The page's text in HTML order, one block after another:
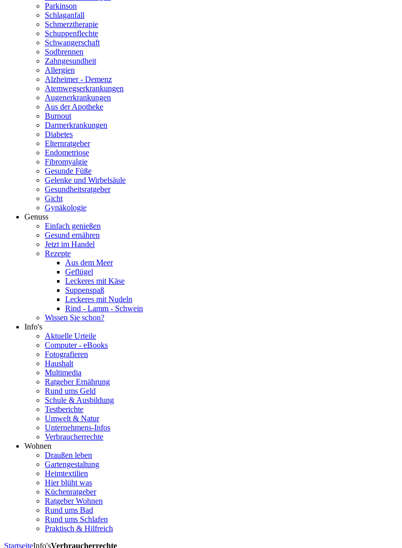
Parkinson
Schlaganfall
Schmerztherapie
Schuppenflechte
Schwangerschaft
Sodbrennen
Zahngesundheit
Allergien
Alzheimer - Demenz
Atemwegserkrankungen
Augenerkrankungen
Aus der Apotheke
Burnout
Darmerkrankungen
Diabetes
Elternratgeber
Endometriose
Fibromyalgie
Gesunde Füße
Gelenke und Wirbelsäule
Gesundheitsratgeber
Gicht
Gynäkologie
Genuss
Einfach genießen
Gesund ernähren
Jetzt im Handel
Rezepte
Aus dem Meer
Geflügel
Leckeres mit Käse
Suppenspaß
Leckeres mit Nudeln
Rind - Lamm - Schwein
Wissen Sie schon?
Info's
Aktuelle Urteile
Computer - eBooks
Fotografieren
Haushalt
Multimedia
Ratgeber Ernährung
Rund ums Geld
Schule & Ausbildung
Testberichte
Umwelt & Natur
Unternehmens-Infos
Verbraucherrechte
Wohnen
Draußen leben
Gartengestaltung
Heimtextilien
Hier blüht was
Küchenratgeber
Ratgeber Wohnen
Rund ums Bad
Rund ums Schlafen
Praktisch & Hilfreich
StartseiteInfo'sVerbraucherrechte